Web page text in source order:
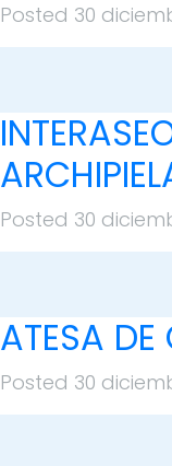
Posted 30
Posted 30
ATESA DE
Posted 30